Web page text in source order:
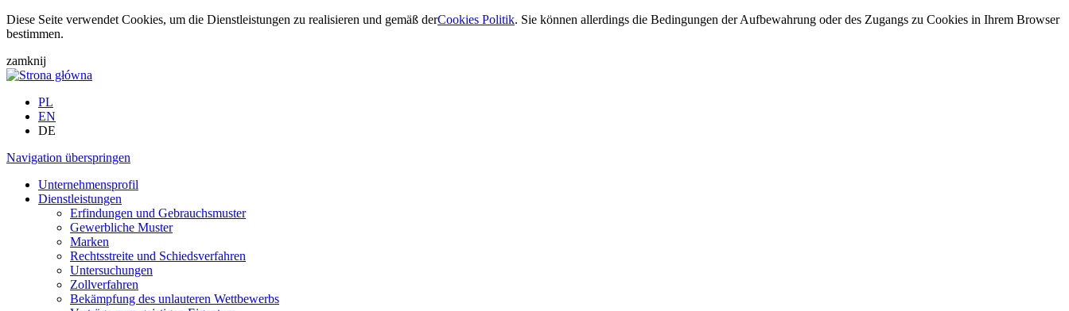
Diese Seite verwendet Cookies, um die Dienstleistungen zu realisieren und gemäß derCookies Politik. Sie können allerdings die Bedingungen der Aufbewahrung oder des Zugangs zu Cookies in Ihrem Browser
bestimmen.
zamknij
PL
EN
DE
Navigation überspringen
Unternehmensprofil
Dienstleistungen
Erfindungen und Gebrauchsmuster
Gewerbliche Muster
Marken
Rechtsstreite und Schiedsverfahren
Untersuchungen
Zollverfahren
Bekämpfung des unlauteren Wettbewerbs